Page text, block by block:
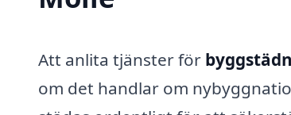
Att anlita tjänster för
om det handlar om